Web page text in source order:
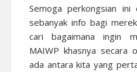
Semoga perkongsian
sebanyak info bagi
cari bagaimana ingin
MAIWP khasnya secara
ada antara kita yang